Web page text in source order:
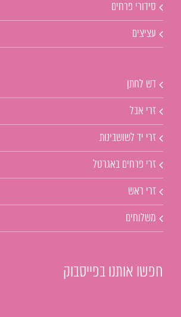
סידורי פרחים
עציצים
דש לחתן
זרי אבל
זרי יד לשושבינות
זרי פרחים באגרטל
זרי ראש
משלוחים
חפשו אותנו בפייסבוק